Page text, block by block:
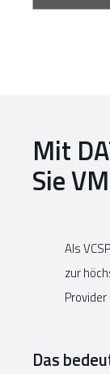
Mit
Sie
Als
zur
Das